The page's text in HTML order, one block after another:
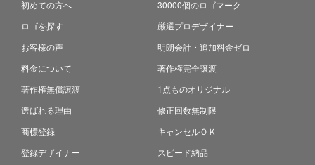
初めての方へ
ロゴを探す
お客様の声
料金について
著作権無償譲渡
選ばれる理由
商標登録
登録デザイナー
30000個のロゴマーク
厳選プロデザイナー
明朗会計・追加料金ゼロ
著作権完全譲渡
1点ものオリジナル
修正回数無制限
キャンセルＯＫ
スピード納品